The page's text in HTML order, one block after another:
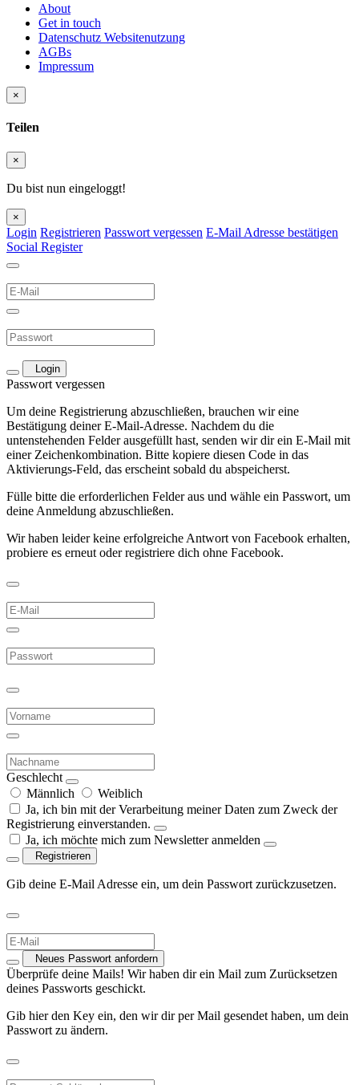
About
Get in touch
Datenschutz Websitenutzung
AGBs
Impressum
×
Teilen
×
Du bist nun eingeloggt!
×
Login Registrieren Passwort vergessen E-Mail Adresse bestätigen
Social Register
Login
Passwort vergessen
Um deine Registrierung abzuschließen, brauchen wir eine
Bestätigung deiner E-Mail-Adresse. Nachdem du die
untenstehenden Felder ausgefüllt hast, senden wir dir ein E-Mail mit
einer Zeichenkombination. Bitte kopiere diesen Code in das
Aktivierungs-Feld, das erscheint sobald du abspeicherst.
Fülle bitte die erforderlichen Felder aus und wähle ein Passwort, um
deine Anmeldung abzuschließen.
Wir haben leider keine erfolgreiche Antwort von Facebook erhalten,
probiere es erneut oder registriere dich ohne Facebook.
Geschlecht
Männlich
Weiblich
Ja, ich bin mit der Verarbeitung meiner Daten zum Zweck der
Registrierung einverstanden.
Ja, ich möchte mich zum Newsletter anmelden
Registrieren
Gib deine E-Mail Adresse ein, um dein Passwort zurückzusetzen.
Neues Passwort anfordern
Überprüfe deine Mails! Wir haben dir ein Mail zum Zurücksetzen
deines Passworts geschickt.
Gib hier den Key ein, den wir dir per Mail gesendet haben, um dein
Passwort zu ändern.